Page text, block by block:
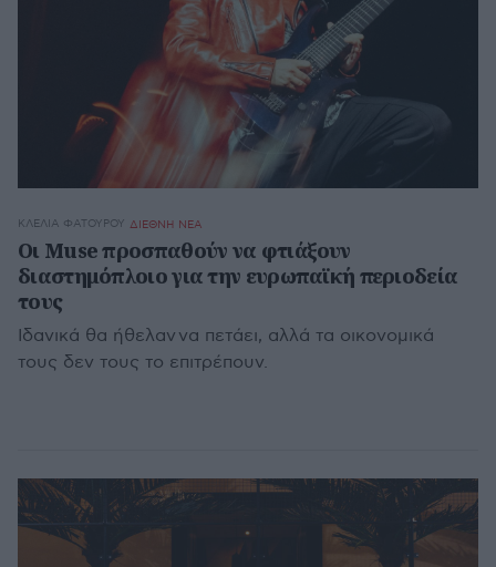
ΚΛΈΛΙΑ ΦΑΤΟΎΡΟΥ ΔΙΕΘΝΗ ΝΕΑ
Οι Muse προσπαθούν να φτιάξουν
διαστημόπλοιο για την ευρωπαϊκή περιοδεία
τους
Ιδανικά θα ήθελαν να πετάει, αλλά τα οικονομικά
τους δεν τους το επιτρέπουν.